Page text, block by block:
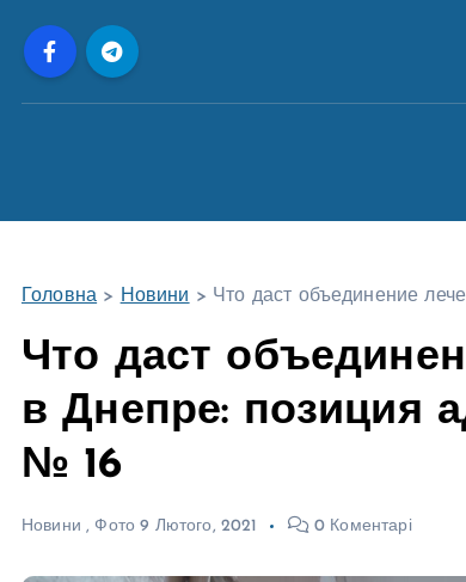
Головна > Новини > Что даст объединение
Что даст
в Днепре: позиция
№ 16
Новини , Фото 9 Лютого, 2021 0 Коментарі